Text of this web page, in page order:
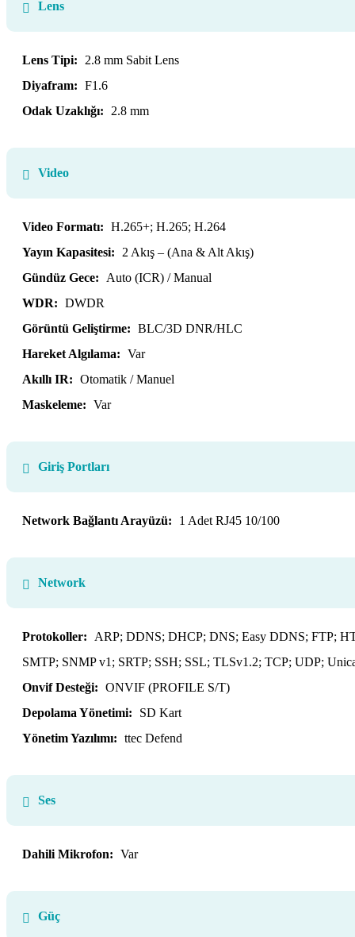
Lens
Lens Tipi:
2.8 mm Sabit Lens
Diyafram: F1.6
Odak Uzaklığı:
2.8 mm
Video
Video Formatı: H.265+; H.265; H.264
Yayın Kapasitesi:
2 Akış – (Ana & Alt Akış)
Gündüz Gece:
Auto (ICR) / Manual
WDR: DWDR
Görüntü Geliştirme: BLC/3D DNR/HLC
Hareket Algılama: Var
Akıllı IR: Otomatik / Manuel
Maskeleme: Var
Giriş Portları
Network Bağlantı Arayüzü: 1 Adet RJ45 10/100
Network
Protokoller:
ARP; DDNS; DHCP; DNS; Easy DDNS; FTP;
SMTP; SNMP v1; SRTP; SSH; SSL; TLSv1.2; TCP; UDP;
Onvif Desteği: ONVIF (PROFILE S/T)
Depolama Yönetimi:
SD Kart
Yönetim Yazılımı: ttec Defend
Ses
Dahili Mikrofon: Var
Güç